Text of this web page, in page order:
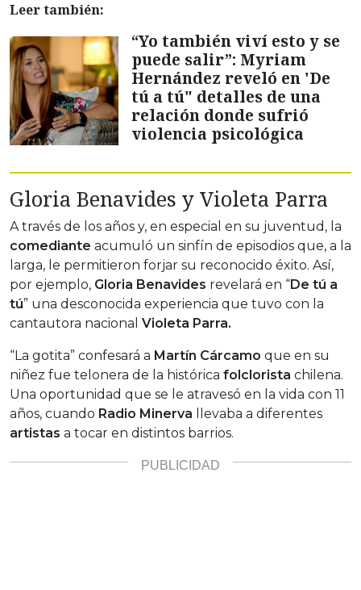
Leer también:
“Yo también viví esto y se
puede salir”: Myriam
Hernández reveló en 'De
tú a tú" detalles de una
relación donde sufrió
violencia psicológica
Gloria Benavides y Violeta Parra
A través de los años y, en especial en su juventud, la
comediante acumuló un sinfín de episodios que, a la
larga, le permitieron forjar su reconocido éxito. Así,
por ejemplo, Gloria Benavides revelará en “De tú a
tú” una desconocida experiencia que tuvo con la
cantautora nacional Violeta Parra.
“La gotita” confesará a Martín Cárcamo que en su
niñez fue telonera de la histórica folclorista chilena.
Una oportunidad que se le atravesó en la vida con 11
años, cuando Radio Minerva llevaba a diferentes
artistas a tocar en distintos barrios.